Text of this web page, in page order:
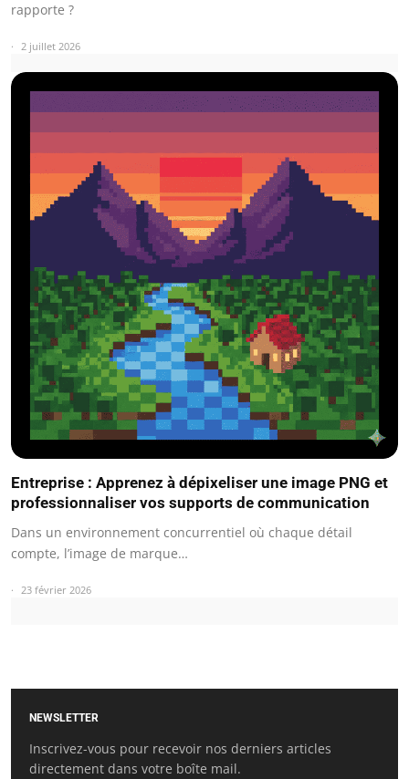
rapporte ?
2 juillet 2026
Entreprise : Apprenez à dépixeliser une image PNG et
professionnaliser vos supports de communication
Dans un environnement concurrentiel où chaque détail
compte, l’image de marque…
23 février 2026
NEWSLETTER
Inscrivez-vous pour recevoir nos derniers articles
directement dans votre boîte mail.